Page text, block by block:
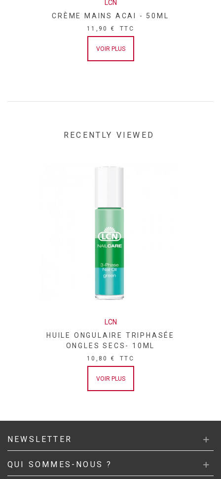
LCN
CRÈME MAINS ACAI - 50ML
11,90 € TTC
VOIR PLUS
RECENTLY VIEWED
LCN
HUILE ONGULAIRE TRIPHASÉE
ONGLES SECS- 10ML
10,80 € TTC
VOIR PLUS
NEWSLETTER
QUI SOMMES-NOUS ?